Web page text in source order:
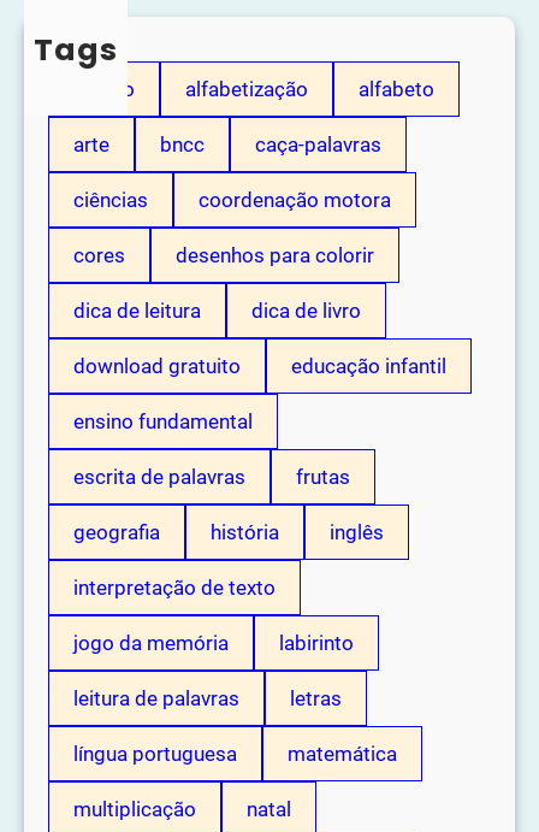
Tags
adição alfabetização alfabeto
arte bncc caça-palavras
ciências coordenação motora
cores desenhos para colorir
dica de leitura dica de livro
download gratuito educação infantil
ensino fundamental
escrita de palavras frutas
geografia história inglês
interpretação de texto
jogo da memória labirinto
leitura de palavras letras
língua portuguesa matemática
multiplicação natal